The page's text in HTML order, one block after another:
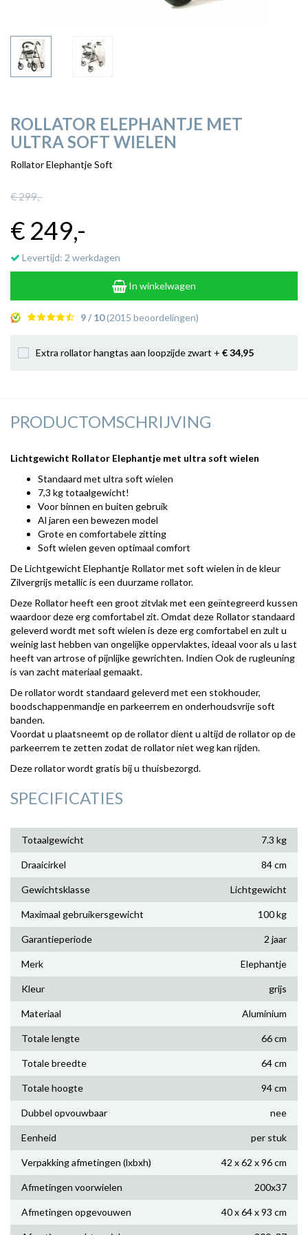
ROLLATOR ELEPHANTJE MET
ULTRA SOFT WIELEN
Rollator Elephantje Soft
€ 299,-
€ 249,-
Levertijd: 2 werkdagen
In winkelwagen
9 / 10(2015 beoordelingen)
Extra rollator hangtas aan loopzijde zwart + € 34,95
PRODUCTOMSCHRIJVING
Lichtgewicht Rollator Elephantje met ultra soft wielen
Standaard met ultra soft wielen
7,3 kg totaalgewicht!
Voor binnen en buiten gebruik
Al jaren een bewezen model
Grote en comfortabele zitting
Soft wielen geven optimaal comfort
De Lichtgewicht Elephantje Rollator met soft wielen in de kleur
Zilvergrijs metallic is een duurzame rollator.
Deze Rollator heeft een groot zitvlak met een geïntegreerd kussen
waardoor deze erg comfortabel zit. Omdat deze Rollator standaard
geleverd wordt met soft wielen is deze erg comfortabel en zult u
weinig last hebben van ongelijke oppervlaktes, ideaal voor als u last
heeft van artrose of pijnlijke gewrichten. Indien Ook de rugleuning
is van zacht materiaal gemaakt.
De rollator wordt standaard geleverd met een stokhouder,
boodschappenmandje en parkeerrem en onderhoudsvrije soft
banden.
Voordat u plaatsneemt op de rollator dient u altijd de rollator op de
parkeerrem te zetten zodat de rollator niet weg kan rijden.
Deze rollator wordt gratis bij u thuisbezorgd.
SPECIFICATIES
Totaalgewicht 7.3 kg
Draaicirkel 84 cm
Gewichtsklasse Lichtgewicht
Maximaal gebruikersgewicht 100 kg
Garantieperiode 2 jaar
Merk Elephantje
Kleur grijs
Materiaal Aluminium
Totale lengte 66 cm
Totale breedte 64 cm
Totale hoogte 94 cm
Dubbel opvouwbaar nee
Eenheid per stuk
Verpakking afmetingen (lxbxh) 42 x 62 x 96 cm
Afmetingen voorwielen 200x37
Afmetingen opgevouwen 40 x 64 x 93 cm